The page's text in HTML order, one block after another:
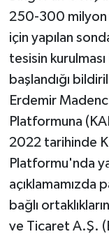
250-300 milyon
için yapılan
tesisin
başlandığı
Erdemir
Platformuna
2022 tarihinde
Platformu'nda
açıklamamızda
bağlı
ve Ticaret A.Ş.
YAYLADERE
YEDİSU